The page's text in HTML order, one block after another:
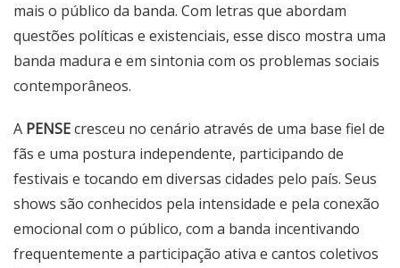
mais o público da banda. Com letras que abordam
questões políticas e existenciais, esse disco mostra uma
banda madura e em sintonia com os problemas sociais
contemporâneos.
A PENSEcresceu no cenário através de uma base fiel de
fãs e uma postura independente, participando de
festivais e tocando em diversas cidades pelo país. Seus
shows são conhecidos pela intensidade e pela conexão
emocional com o público, com a banda incentivando
frequentemente a participação ativa e cantos coletivos